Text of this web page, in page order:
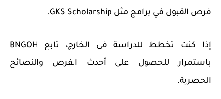
فرص القبول في برامج مثل GKS Scholarship
.
إذا كنت تخطط للدراسة في الخارج، تابع BNGOH
باستمرار للحصول على أحدث الفرص والنصائح
الحصرية.